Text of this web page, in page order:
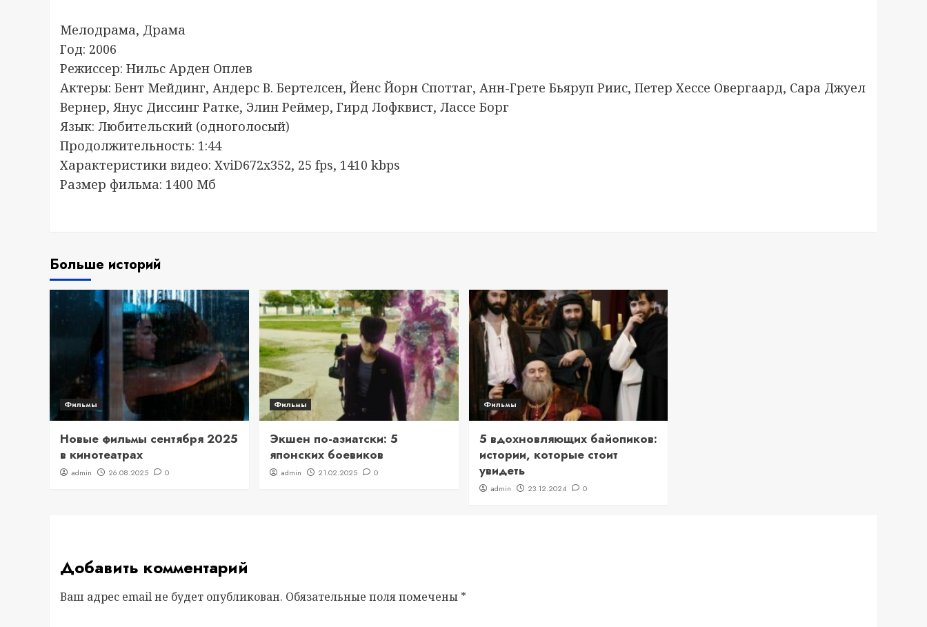
Мелодрама, Драма
Год: 2006
Режиссер: Нильс Арден Оплев
Актеры: Бент Мейдинг, Андерс В. Бертелсен, Йенс Йорн Споттаг, Анн-Грете Бьяруп Риис, Петер Хессе Овергаард, Сара Джуел
Вернер, Янус Диссинг Ратке, Элин Реймер, Гирд Лофквист, Лассе Борг
Язык: Любительский (одноголосый)
Продолжительность: 1:44
Характеристики видео: XviD672x352, 25 fps, 1410 kbps
Размер фильма: 1400 Мб
Больше историй
Фильмы
Новые фильмы сентября 2025
в кинотеатрах
admin 26.08.2025 0
Фильмы
Экшен по-азиатски: 5
японских боевиков
admin 21.02.2025 0
Фильмы
5 вдохновляющих байопиков:
истории, которые стоит
увидеть
admin 23.12.2024 0
Добавить комментарий
Ваш адрес email не будет опубликован. Обязательные поля помечены *